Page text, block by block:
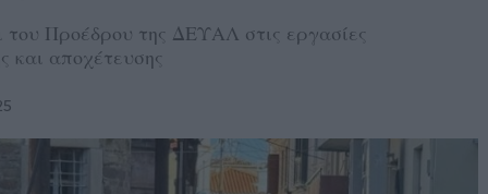
Προέδρου της ΔΕΥΑΛ στις εργασίες
και αποχέτευσης